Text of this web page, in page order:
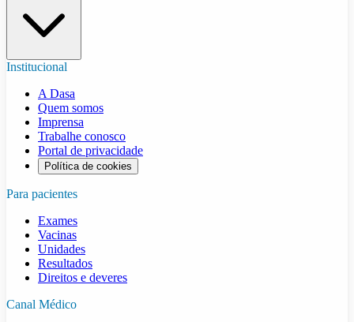
Institucional
A Dasa
Quem somos
Imprensa
Trabalhe conosco
Portal de privacidade
Política de cookies
Para pacientes
Exames
Vacinas
Unidades
Resultados
Direitos e deveres
Canal Médico